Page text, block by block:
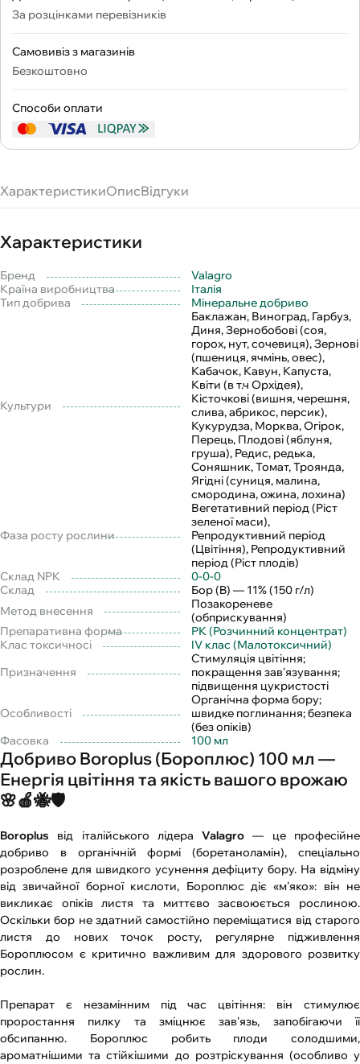
За розцінками перевізників
Самовивіз з магазинів
Безкоштовно
Способи оплати
ХарактеристикиОписВідгуки
Характеристики
Бренд
Valagro
Країна виробництва
Італія
Тип добрива
Мінеральне добриво
Культури
Баклажан, Виноград, Гарбуз,
Диня, Зернобобові (соя,
горох, нут, сочевиця), Зернові
(пшениця, ячмінь, овес),
Кабачок, Кавун, Капуста,
Квіти (в т.ч Орхідея),
Кісточкові (вишня, черешня,
слива, абрикос, персик),
Кукурудза, Морква, Огірок,
Перець, Плодові (яблуня,
груша), Редис, редька,
Соняшник, Томат, Троянда,
Ягідні (суниця, малина,
смородина, ожина, лохина)
Фаза росту рослини
Вегетативний період (Ріст
зеленої маси),
Репродуктивний період
(Цвітіння), Репродуктивний
період (Ріст плодів)
Склад NPK
0-0-0
Склад
Бор (B) — 11% (150 г/л)
Метод внесення
Позакореневе
(обприскування)
Препаративна форма
РК (Розчинний концентрат)
Клас токсичносі
IV клас (Малотоксичний)
Призначення
Стимуляція цвітіння;
покращення зав'язування;
підвищення цукристості
Особливості
Органічна форма бору;
швидке поглинання; безпека
(без опіків)
Фасовка
100 мл
Добриво Boroplus (Бороплюс) 100 мл —
Енергія цвітіння та якість вашого врожаю
🌸🍎🐝🛡️
Boroplus від італійського лідераValagro — це професійне
добриво в органічній формі (боретаноламін), спеціально
розроблене для швидкого усунення дефіциту бору. На відміну
від звичайної борної кислоти, Бороплюс діє «м'яко»: він не
викликає опіків листя та миттєво засвоюється рослиною.
Оскільки бор не здатний самостійно переміщатися від старого
листя до нових точок росту, регулярне підживлення
Бороплюсом є критично важливим для здорового розвитку
рослин.
Препарат є незамінним під час цвітіння: він стимулює
проростання пилку та зміцнює зав'язь, запобігаючи її
обсипанню. Бороплюс робить плоди солодшими,
ароматнішими та стійкішими до розтріскування (особливо у